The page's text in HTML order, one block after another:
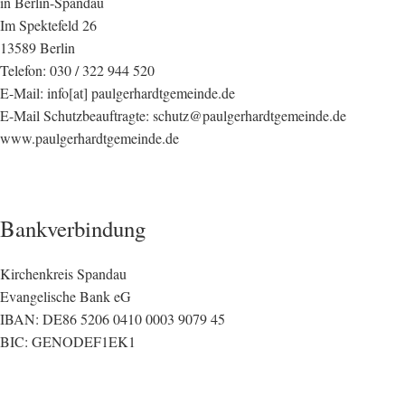
Im Spektefeld 26
13589 Berlin
Telefon: 030 / 322 944 520
E-Mail: info[at] paulgerhardtgemeinde.de
E-Mail Schutzbeauftragte: schutz@paulgerhardtgemeinde.de
www.paulgerhardtgemeinde.de
Bankverbindung
Kirchenkreis Spandau
Evangelische Bank eG
IBAN: DE86 5206 0410 0003 9079 45
BIC: GENODEF1EK1